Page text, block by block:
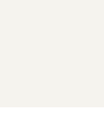
naturale